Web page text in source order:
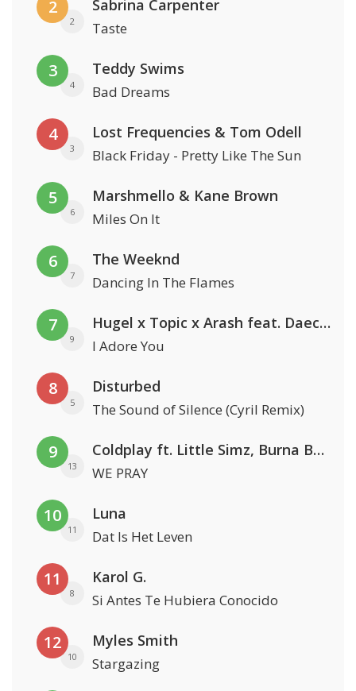
2
2
Sabrina Carpenter
Taste
3
4
Teddy Swims
Bad Dreams
4
3
Lost Frequencies & Tom Odell
Black Friday - Pretty Like The Sun
5
6
Marshmello & Kane Brown
Miles On It
6
7
The Weeknd
Dancing In The Flames
7
9
Hugel x Topic x Arash feat. Daecolm
I Adore You
8
5
Disturbed
The Sound of Silence (Cyril Remix)
9
13
Coldplay ft. Little Simz, Burna Boy, Elyanna & Tini
WE PRAY
10
11
Luna
Dat Is Het Leven
11
8
Karol G.
Si Antes Te Hubiera Conocido
12
10
Myles Smith
Stargazing